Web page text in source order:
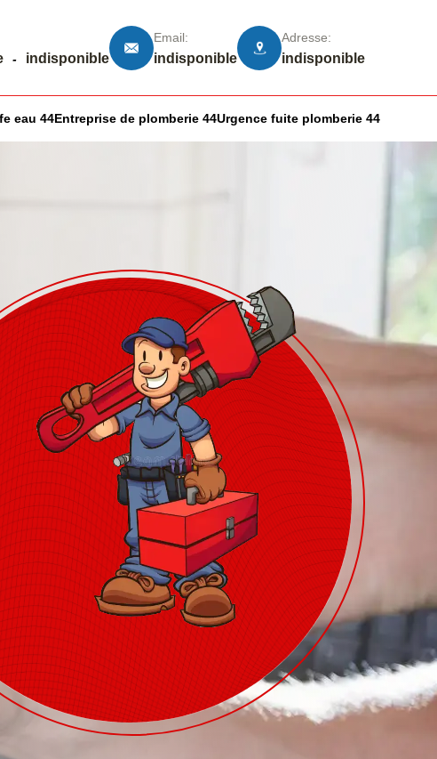
- indisponible
Email:
indisponible
Adresse:
indisponible
eau 44Entreprise de plomberie 44Urgence fuite plomberie 44